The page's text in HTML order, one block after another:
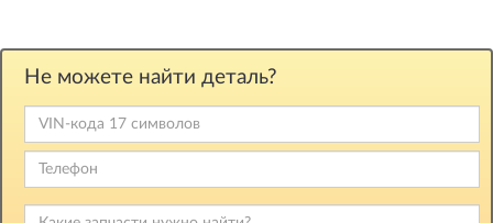
Не можете найти деталь?